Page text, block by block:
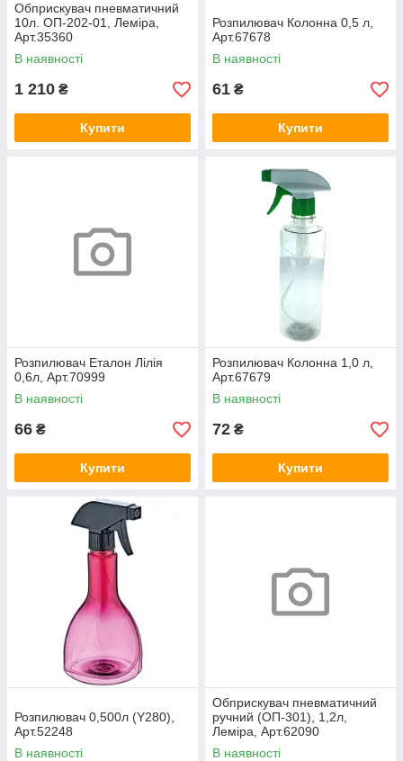
Обприскувач пневматичний
10л. ОП-202-01, Леміра,
Арт.35360
В наявності
1 210 ₴
Купити
Розпилювач Колонна 0,5 л,
Арт.67678
В наявності
61 ₴
Купити
Розпилювач Еталон Лілія
0,6л, Арт.70999
В наявності
66 ₴
Купити
Розпилювач Колонна 1,0 л,
Арт.67679
В наявності
72 ₴
Купити
Розпилювач 0,500л (Y280),
Арт.52248
В наявності
Обприскувач пневматичний
ручний (ОП-301), 1,2л,
Леміра, Арт.62090
В наявності